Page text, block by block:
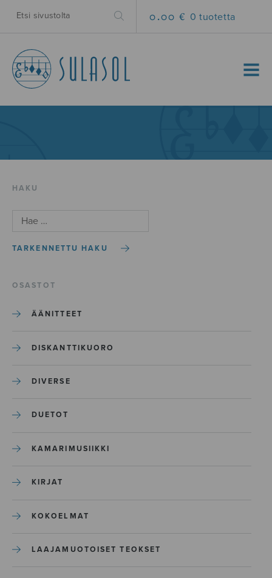
0.00 € 0 tuotetta
MENU
HAKU
TARKENNETTU HAKU
OSASTOT
ÄÄNITTEET
DISKANTTIKUORO
DIVERSE
DUETOT
KAMARIMUSIIKKI
KIRJAT
KOKOELMAT
LAAJAMUOTOISET TEOKSET